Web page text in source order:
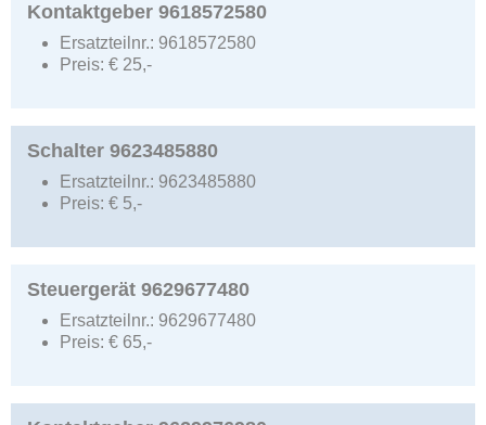
Kontaktgeber 9618572580
Ersatzteilnr.: 9618572580
Preis: € 25,-
Schalter 9623485880
Ersatzteilnr.: 9623485880
Preis: € 5,-
Steuergerät 9629677480
Ersatzteilnr.: 9629677480
Preis: € 65,-